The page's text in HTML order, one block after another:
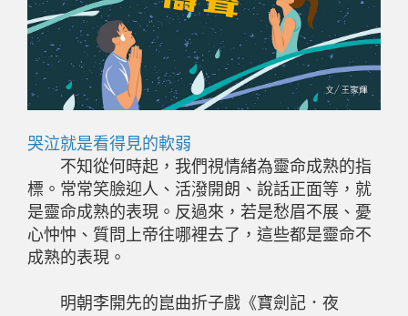
哭泣就是看得見的軟弱
不知從何時起，我們視情緒為靈命成熟的指
標。常常笑臉迎人、活潑開朗、說話正面等，就
是靈命成熟的表現。反過來，若是愁眉不展、憂
心忡忡、質問上帝往哪裡去了，這些都是靈命不
成熟的表現。
明朝李開先的崑曲折子戲《寶劍記．夜